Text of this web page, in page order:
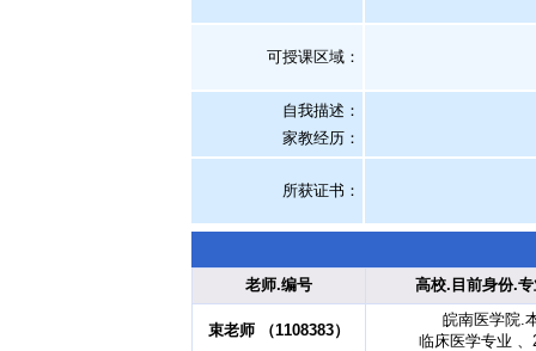
可授课区域：
自我描述：
家教经历 ：
所获证书 ：
老师.编号 高校.目前身份.
束老师 （1108383）
皖南医学院.
临床医学专业 、